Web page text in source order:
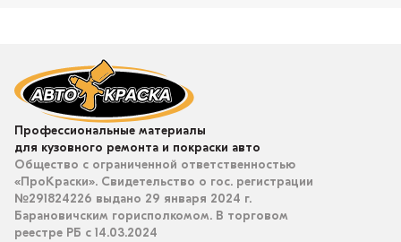
Профессиональные материалы
для кузовного ремонта и покраски авто
Общество с ограниченной ответственностью
«ПроКраски». Свидетельство о гос. регистрации
№291824226 выдано 29 января 2024 г.
Барановичским горисполкомом. В торговом
реестре РБ с 14.03.2024